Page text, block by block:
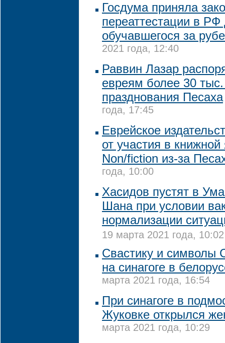
Госдума приняла
переаттестации в РФ
обучавшегося за
2021 года, 12:40
Раввин Лазар
евреям более 30
празднования Песаха
года, 17:45
Еврейское
от участия в
Non/fiction из-за
года, 10:00
Хасидов пустят в
Шана при условии
нормализации
19 марта 2021 года, 10:02
Свастику и символы
на синагоге в
марта 2021 года, 16:54
При синагоге в
Жуковке открылся
марта 2021 года, 10:29